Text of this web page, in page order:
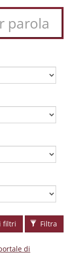
filtri Filtra
di